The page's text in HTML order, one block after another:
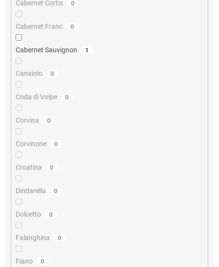
Cabernet Cortis 0
Cabernet Franc 0
Cabernet Sauvignon 1
Canaiolo 0
Coda di Volpe 0
Corvina 0
Corvinone 0
Croatina 0
Dindarella 0
Dolcetto 0
Falanghina 0
Fiano 0